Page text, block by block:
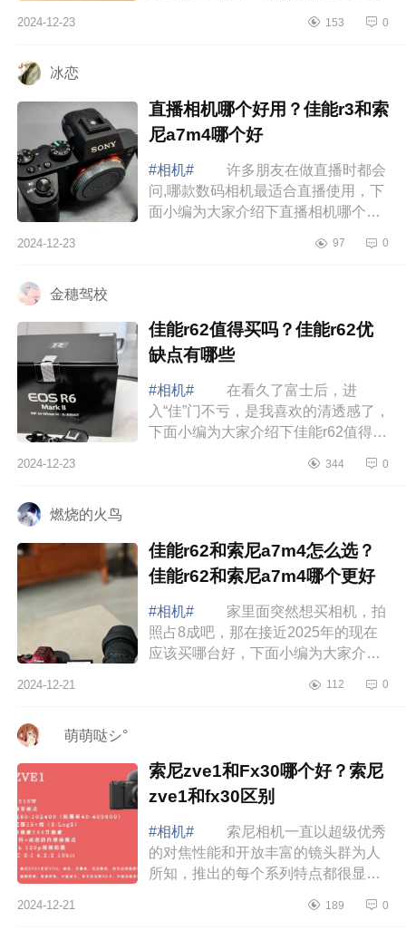
a6700值得买吗?索尼a6700和松下
2024-12-23 153 0
冰恋
直播相机哪个好用？佳能r3和索
尼a7m4哪个好
#相机#
许多朋友在做直播时都会
问,哪款数码相机最适合直播使用，下
面小编为大家介绍下直播相机哪个好
播相机哪个好用 佳能r3和索尼
2024-12-23 97 0
金穗驾校
佳能r62值得买吗？佳能r62优
缺点有哪些
#相机#
在看久了富士后，进
入“佳”门不亏，是我喜欢的清透感了，
下面小编为大家介绍下佳能r62值得买
r62值得买吗 佳能r62优缺点有哪
2024-12-23 344 0
燃烧的火鸟
佳能r62和索尼a7m4怎么选？
佳能r62和索尼a7m4哪个更好
#相机#
家里面突然想买相机，拍
照占8成吧，那在接近2025年的现在
应该买哪台好，下面小编为大家介绍
r62和索尼a7m4哪个更好 佳能r62
2024-12-21 112 0
ゞ萌萌哒シ°
索尼zve1和Fx30哪个好？索尼
zve1和fx30区别
#相机#
索尼相机一直以超级优秀
的对焦性能和开放丰富的镜头群为人
所知，推出的每个系列特点都很显
和Fx30哪个好？索尼zve1和fx30区
2024-12-21 189 0